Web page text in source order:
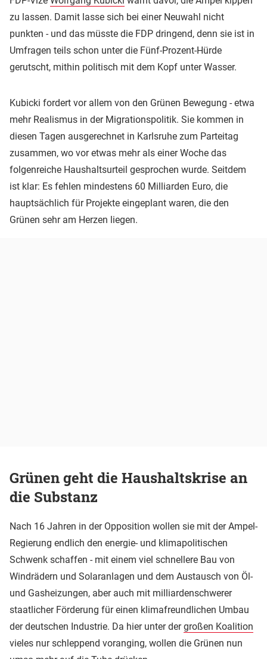
zu lassen. Damit lasse sich bei einer Neuwahl nicht
punkten - und das müsste die FDP dringend, denn sie ist in
Umfragen teils schon unter die Fünf-Prozent-Hürde
gerutscht, mithin politisch mit dem Kopf unter Wasser.
Kubicki fordert vor allem von den Grünen Bewegung - etwa
mehr Realismus in der Migrationspolitik. Sie kommen in
diesen Tagen ausgerechnet in Karlsruhe zum Parteitag
zusammen, wo vor etwas mehr als einer Woche das
folgenreiche Haushaltsurteil gesprochen wurde. Seitdem
ist klar: Es fehlen mindestens 60 Milliarden Euro, die
hauptsächlich für Projekte eingeplant waren, die den
Grünen sehr am Herzen liegen.
Grünen geht die Haushaltskrise an
die Substanz
Nach 16 Jahren in der Opposition wollen sie mit der Ampel-
Regierung endlich den energie- und klimapolitischen
Schwenk schaffen - mit einem viel schnellere Bau von
Windrädern und Solaranlagen und dem Austausch von Öl-
und Gasheizungen, aber auch mit milliardenschwerer
staatlicher Förderung für einen klimafreundlichen Umbau
der deutschen Industrie. Da hier unter dergroßen Koalition
vieles nur schleppend voranging, wollen die Grünen nun